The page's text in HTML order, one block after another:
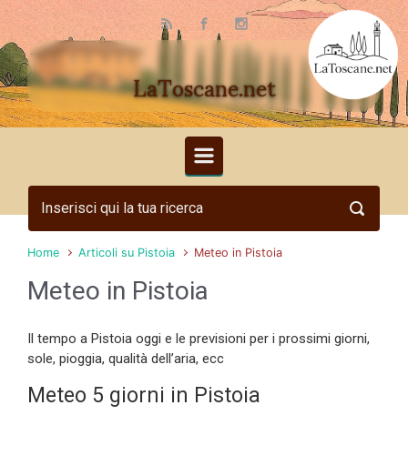
Skip to main content
LaToscane.net
Home Articoli su Pistoia Meteo in Pistoia
Meteo in Pistoia
Il tempo a Pistoia oggi e le previsioni per i prossimi giorni,
sole, pioggia, qualità dell’aria, ecc
Meteo 5 giorni in Pistoia